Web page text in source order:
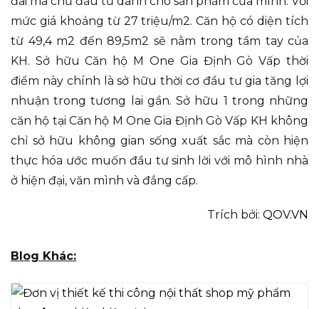
mức giá khoảng từ 27 triệu/m2. Căn hộ có diện tích
từ 49,4 m2 đến 89,5m2 sẽ nằm trong tầm tay của
KH. Sở hữu Căn hộ M One Gia Định Gò Vấp thời
điểm này chính là sở hữu thời cơ đầu tư gia tăng lợi
nhuận trong tương lai gần. Sở hữu 1 trong những
căn hộ tại Căn hộ M One Gia Định Gò Vấp KH không
chỉ sở hữu không gian sống xuất sắc mà còn hiện
thực hóa ước muốn đầu tư sinh lời với mô hình nhà
ở hiện đại, văn mình và đẳng cấp.
Trích bởi: QOV.VN
Blog Khác: